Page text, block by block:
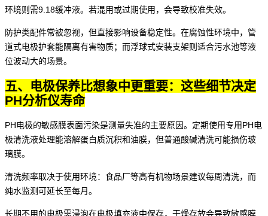
环境则需9.18缓冲液。若混用或过期使用，会导致校准失效。
防护类配件常被忽视，但直接影响设备稳定性。在腐蚀性环境中， 管
道式电极护套能隔离有害物质；而浮球式安装支架则适合污水池等液
位波动大的场景。
五、电极保养比想象中更重要：这些细节决定
PH分析仪寿命
PH电极的敏感膜表面污染是测量失准的主要原因。定期使用专用PH电
极清洗液处理能溶解蛋白质沉积和油膜，但普通酸碱清洗可能损伤玻
璃膜。
清洗频率取决于使用环境：食品厂等高有机物场景建议每周清洗，而
纯水监测可延长至每月。
长期不用的电极需浸泡在电极填充液中保存，干燥存放会导致敏感膜